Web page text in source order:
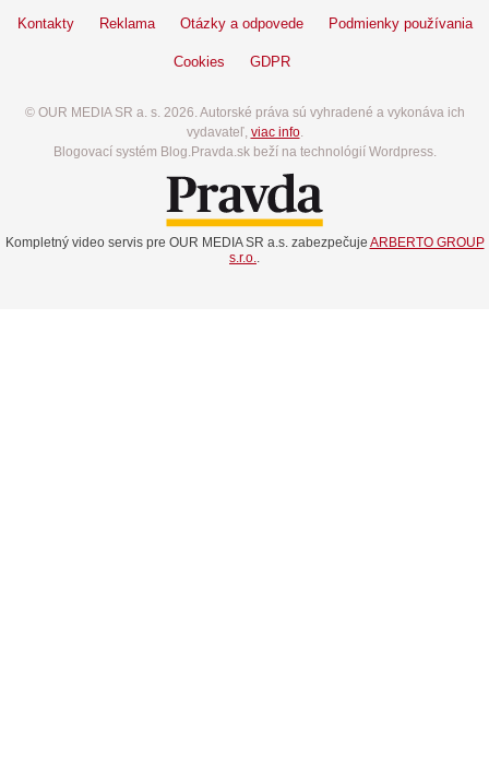
Kontakty Reklama Otázky a odpovede Podmienky používania
Cookies GDPR
© OUR MEDIA SR a. s. 2026. Autorské práva sú vyhradené a vykonáva ich
vydavateľ, viac info.
Blogovací systém Blog.Pravda.sk beží na technológií Wordpress.
Kompletný video servis pre OUR MEDIA SR a.s. zabezpečuje ARBERTO GROUP
s.r.o.